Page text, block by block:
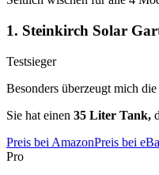
1. Steinkirch Solar
Testsieger
Besonders überzeugt mich die
Sie hat einen 35 Liter Tank,
Preis bei AmazonPreis bei
Pro